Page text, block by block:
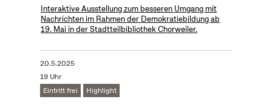
Interaktive Ausstellung zum besseren Umgang mit
Nachrichten im Rahmen der Demokratiebildung ab
19. Mai in der Stadtteilbibliothek Chorweiler.
20.5.2025
19 Uhr
Eintritt frei
Highlight